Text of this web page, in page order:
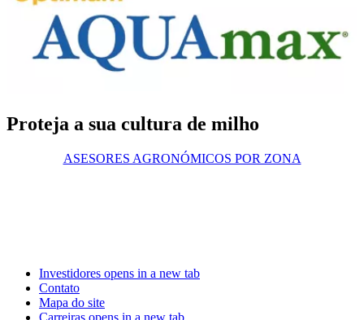
Proteja a sua cultura de milho
ASESORES AGRONÓMICOS POR ZONA
Investidores opens in a new tab
Contato
Mapa do site
Carreiras opens in a new tab